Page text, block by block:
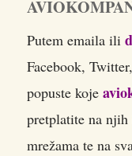
Putem emaila ili
Facebook,
popuste koje
pretplatite na
mrežama te na